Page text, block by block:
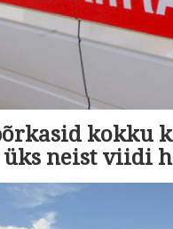
kokku
neist viidi